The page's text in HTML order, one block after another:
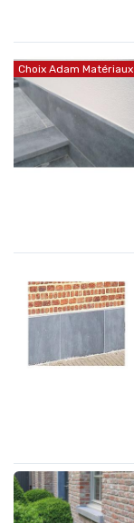
Choix Adam Matériaux